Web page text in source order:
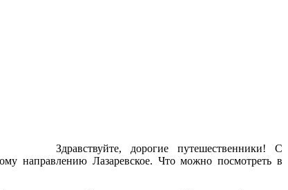
Здравствуйте, дорогие путешественники! С
направлению Лазаревское. Что можно посмотреть в